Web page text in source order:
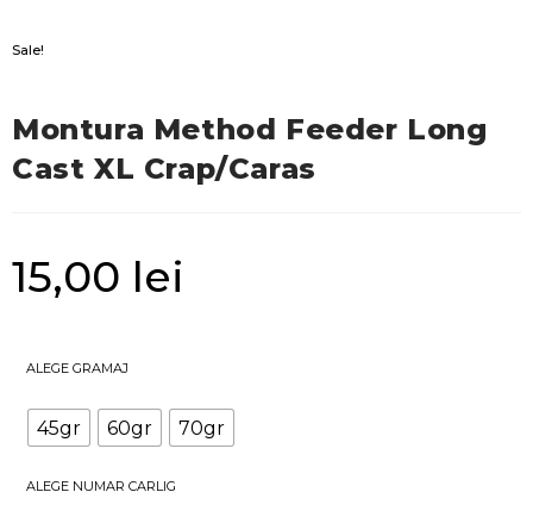
Sale!
Montura Method Feeder Long
Cast XL Crap/caras
15,00 lei
ALEGE GRAMAJ
45gr 60gr 70gr
ALEGE NUMAR CARLIG